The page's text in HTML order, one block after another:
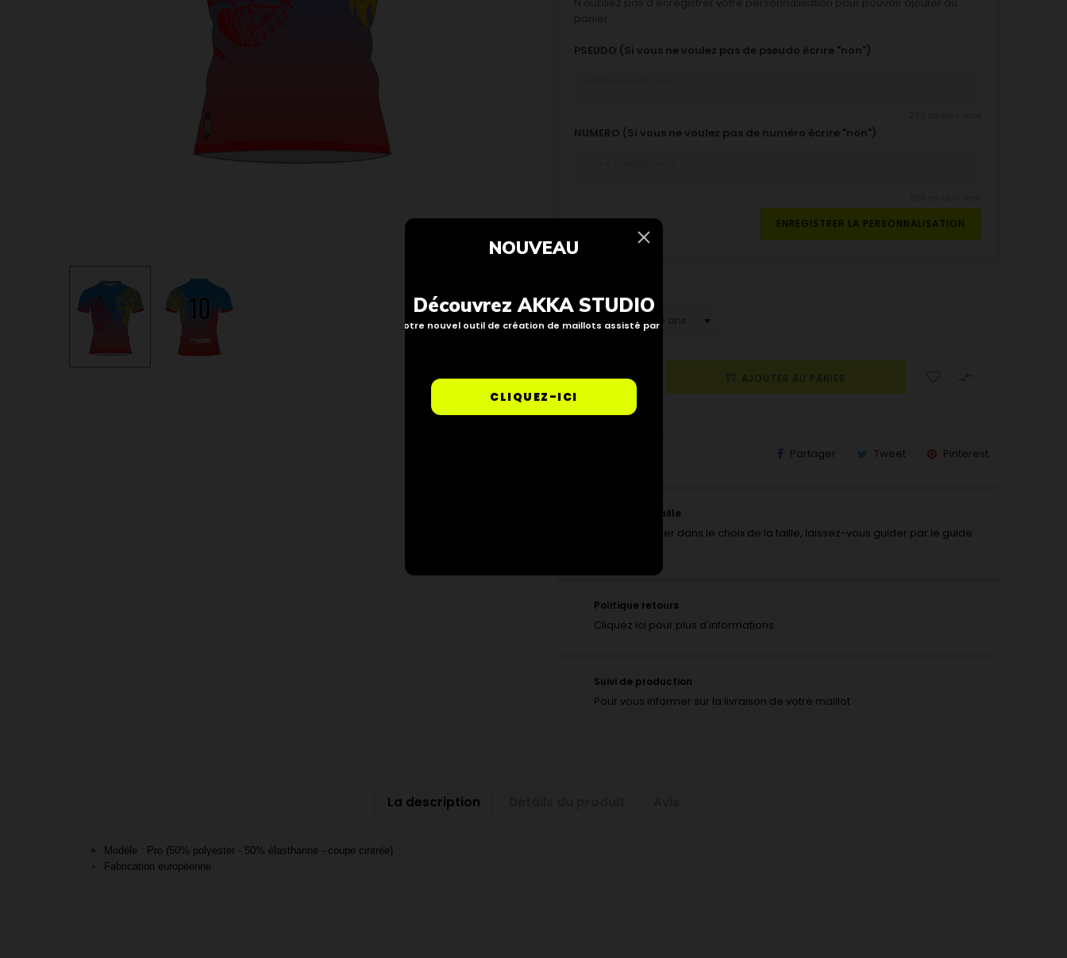
PSEUDO (Si vous ne voulez pas de pseudo écrire "non")
NUMERO (Si vous ne voulez pas de numéro écrire "non")
ENREGISTRER LA PERSONNALISATION
Taille : 6 Ans
AJOUTER AU PANIER
Partager Tweet Pinterest
Trouver ma taille
Pour vous aider dans le choix de la taille, laissez-vous guider par le guide
Politique retours
Cliquez ici pour plus d'informations
Suivi de production
Pour vous informer sur la livraison de votre maillot
La description
Modèle : Pro (50% polyester - 50% élasthanne - coupe cintrée)
Fabrication européenne
NOUVEAU
Découvrez AKKA STUDIO
CLIQUEZ-ICI
Notre nouvel outil de création de maillots assisté par IA